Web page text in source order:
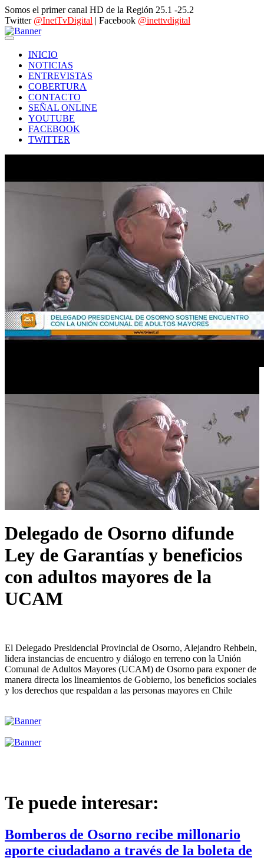
Somos el primer canal HD de la Región 25.1 -25.2
Twitter @InetTvDigital | Facebook @inettvdigital
INICIO
NOTICIAS
ENTREVISTAS
COBERTURA
CONTACTO
SEÑAL ONLINE
YOUTUBE
FACEBOOK
TWITTER
Delegado de Osorno difunde
Ley de Garantías y beneficios
con adultos mayores de la
UCAM
El Delegado Presidencial Provincial de Osorno, Alejandro Rehbein,
lidera instancias de encuentro y diálogo en terreno con la Unión
Comunal de Adultos Mayores (UCAM) de Osorno para exponer de
manera directa los lineamientos de Gobierno, los beneficios sociales
y los derechos que respaldan a las personas mayores en Chile
Te puede interesar:
Bomberos de Osorno recibe millonario
aporte ciudadano a través de la boleta de